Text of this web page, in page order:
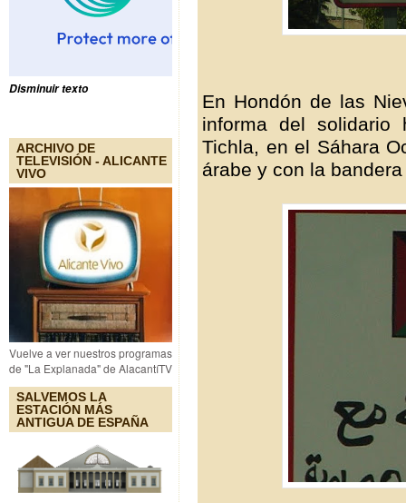
Disminuir texto
ARCHIVO DE
TELEVISIÓN - ALICANTE
VIVO
Vuelve a ver nuestros programas
de "La Explanada" de AlacantíTV
SALVEMOS LA
ESTACIÓN MÁS
ANTIGUA DE ESPAÑA
En Hondón de las
informa del solidario
Tichla, en el Sáhara
árabe y con la